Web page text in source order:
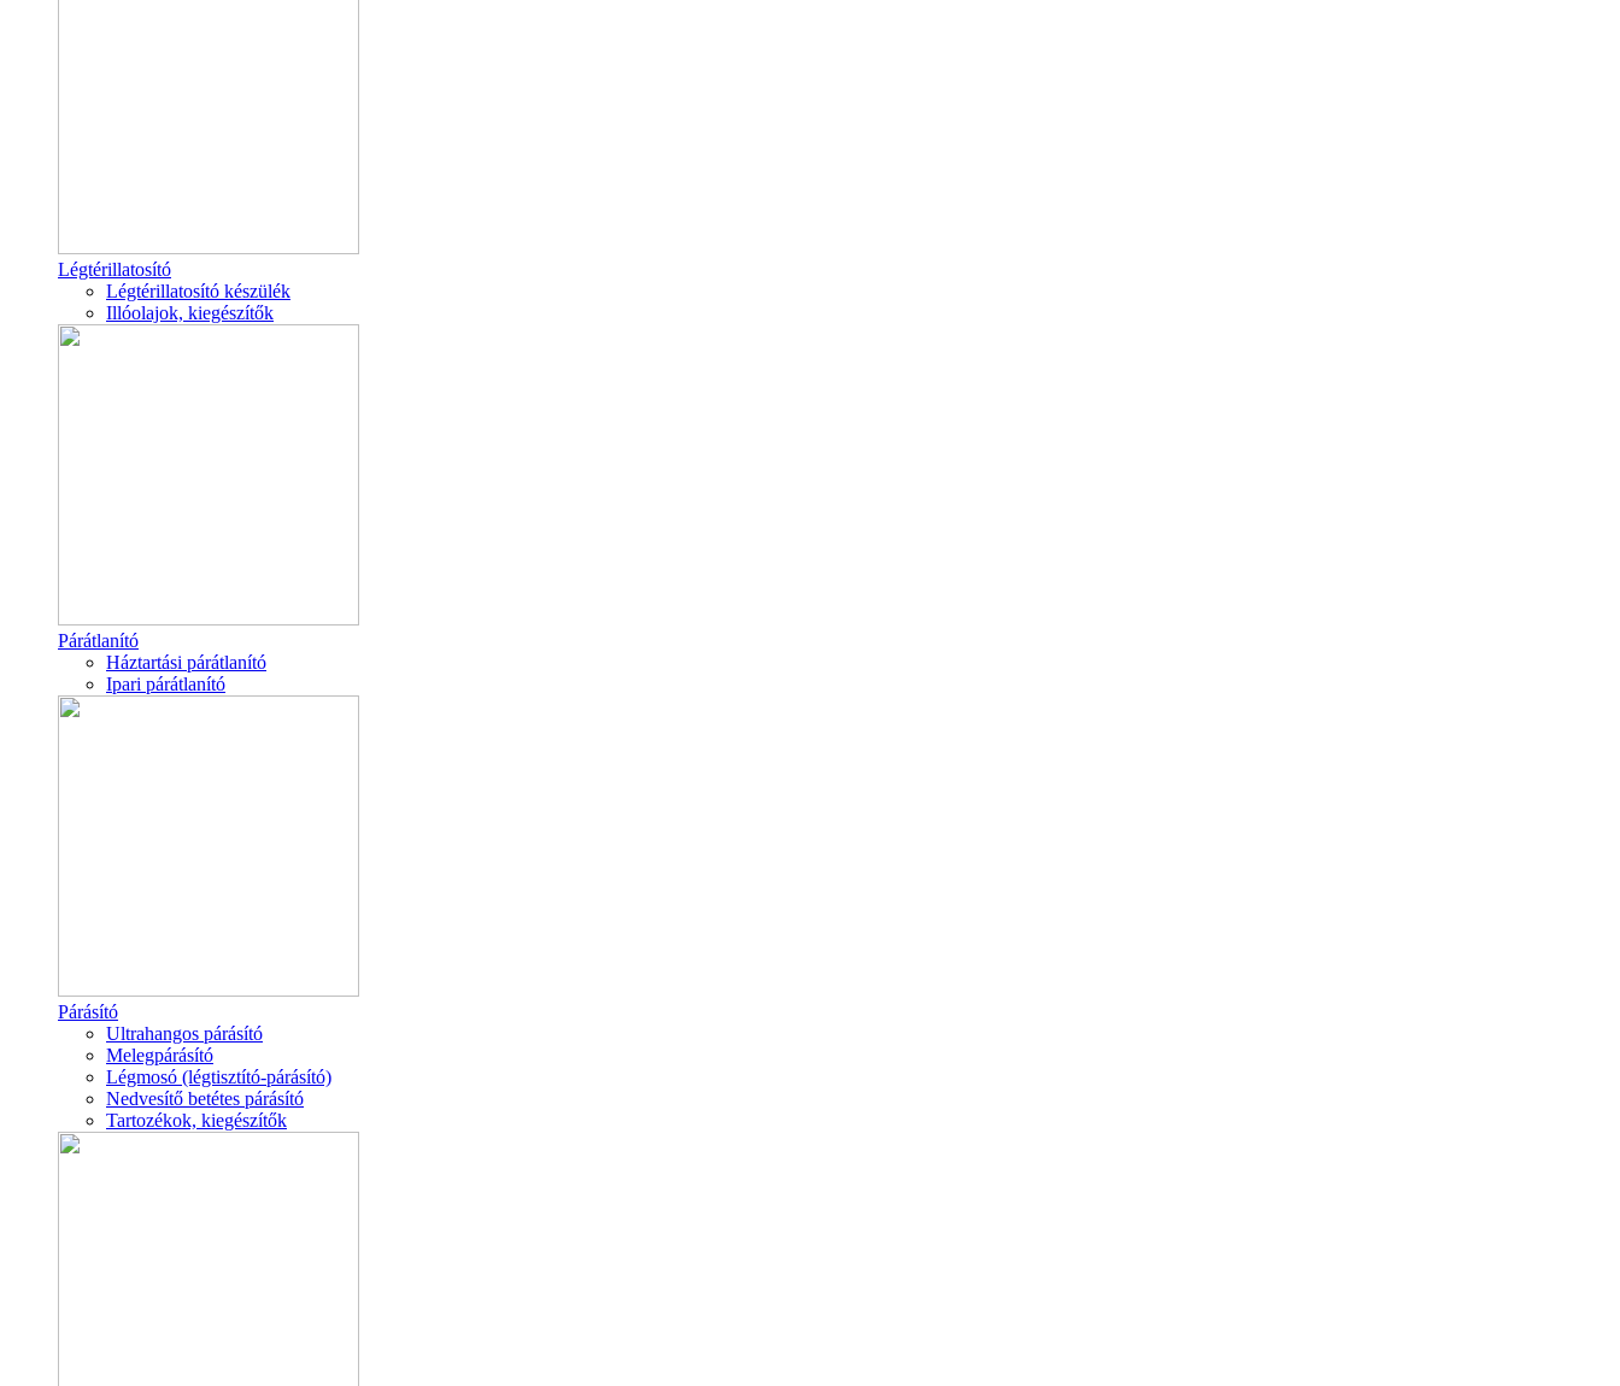
Légtérillatosító
Légtérillatosító készülék
Illóolajok, kiegészítők
Párátlanító
Háztartási párátlanító
Ipari párátlanító
Párásító
Ultrahangos párásító
Melegpárásító
Légmosó (légtisztító-párásító)
Nedvesítő betétes párásító
Tartozékok, kiegészítők